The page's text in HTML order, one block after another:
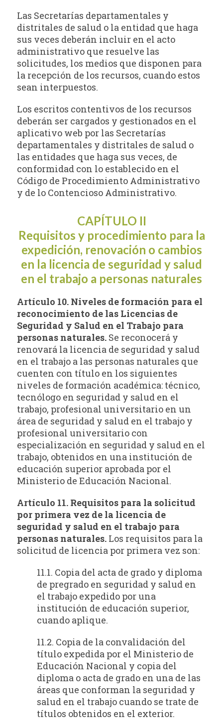
Las Secretarías departamentales y
distritales de salud o la entidad que haga
sus veces deberán incluir en el acto
administrativo que resuelve las
solicitudes, los medios que disponen para
la recepción de los recursos, cuando estos
sean interpuestos.
Los escritos contentivos de los recursos
deberán ser cargados y gestionados en el
aplicativo web por las Secretarías
departamentales y distritales de salud o
las entidades que haga sus veces, de
conformidad con lo establecido en el
Código de Procedimiento Administrativo
y de lo Contencioso Administrativo.
CAPÍTULO II
Requisitos y procedimiento para la
expedición, renovación o cambios
en la licencia de seguridad y salud
en el trabajo a personas naturales
Artículo 10. Niveles de formación para el
reconocimiento de las Licencias de
Seguridad y Salud en el Trabajo para
personas naturales. Se reconocerá y
renovará la licencia de seguridad y salud
en el trabajo a las personas naturales que
cuenten con título en los siguientes
niveles de formación académica: técnico,
tecnólogo en seguridad y salud en el
trabajo, profesional universitario en un
área de seguridad y salud en el trabajo y
profesional universitario con
especialización en seguridad y salud en el
trabajo, obtenidos en una institución de
educación superior aprobada por el
Ministerio de Educación Nacional.
Artículo 11. Requisitos para la solicitud
por primera vez de la licencia de
seguridad y salud en el trabajo para
personas naturales. Los requisitos para la
solicitud de licencia por primera vez son:
11.1. Copia del acta de grado y diploma
de pregrado en seguridad y salud en
el trabajo expedido por una
institución de educación superior,
cuando aplique.
11.2. Copia de la convalidación del
título expedida por el Ministerio de
Educación Nacional y copia del
diploma o acta de grado en una de las
áreas que conforman la seguridad y
salud en el trabajo cuando se trate de
títulos obtenidos en el exterior.